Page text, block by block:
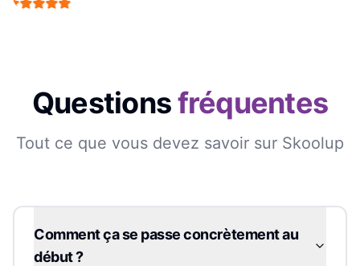
Questionsfréquentes
Tout ce que vous devez savoir sur Skoolup
Comment ça se passe concrètement au
début ?